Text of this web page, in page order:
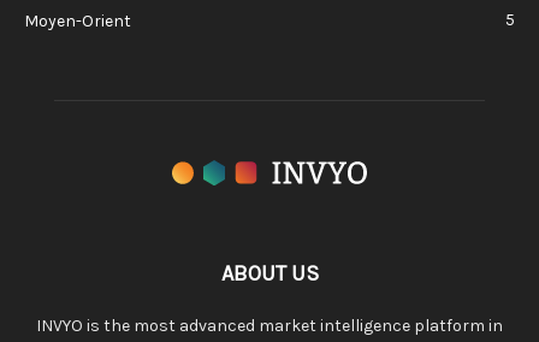
Moyen-Orient
5
ABOUT US
INVYO is the most advanced market intelligence platform in